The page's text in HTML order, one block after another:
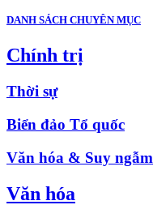
DANH SÁCH CHUYÊN MỤC
Chính trị
Thời sự
Biển đảo Tổ quốc
Văn hóa & Suy ngẫm
Văn hóa